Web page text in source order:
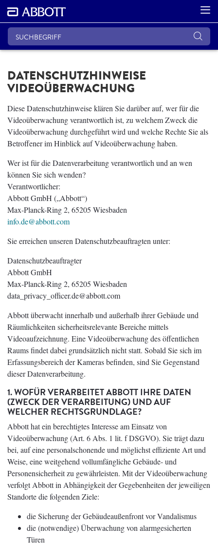
DATENSCHUTZHINWEISE
VIDEOÜBERWACHUNG
Diese Datenschutzhinweise klären Sie darüber auf, wer für die
Videoüberwachung verantwortlich ist, zu welchem Zweck die
Videoüberwachung durchgeführt wird und welche Rechte Sie als
Betroffener im Hinblick auf Videoüberwachung haben.
Wer ist für die Datenverarbeitung verantwortlich und an wen
können Sie sich wenden?
Verantwortlicher:
Abbott GmbH („Abbott“)
Max-Planck-Ring 2, 65205 Wiesbaden
info.de@abbott.com
Sie erreichen unseren Datenschutzbeauftragten unter:
Datenschutzbeauftragter
Abbott GmbH
Max-Planck-Ring 2, 65205 Wiesbaden
data_privacy_officer.de@abbott.com
Abbott überwacht innerhalb und außerhalb ihrer Gebäude und
Räumlichkeiten sicherheitsrelevante Bereiche mittels
Videoaufzeichnung. Eine Videoüberwachung des öffentlichen
Raums findet dabei grundsätzlich nicht statt. Sobald Sie sich im
Erfassungsbereich der Kameras befinden, sind Sie Gegenstand
dieser Datenverarbeitung.
1. WOFÜR VERARBEITET ABBOTT IHRE DATEN
(ZWECK DER VERARBEITUNG) UND AUF
WELCHER RECHTSGRUNDLAGE?
Abbott hat ein berechtigtes Interesse am Einsatz von
Videoüberwachung (Art. 6 Abs. 1 lit. f DSGVO). Sie trägt dazu
bei, auf eine personalschonende und möglichst effiziente Art und
Weise, eine weitgehend vollumfängliche Gebäude- und
Personensicherheit zu gewährleisten. Mit der Videoüberwachung
verfolgt Abbott in Abhängigkeit der Gegebenheiten der jeweiligen
Standorte die folgenden Ziele:
die Sicherung der Gebäudeaußenfront vor Vandalismus
die (notwendige) Überwachung von alarmgesicherten
Türen